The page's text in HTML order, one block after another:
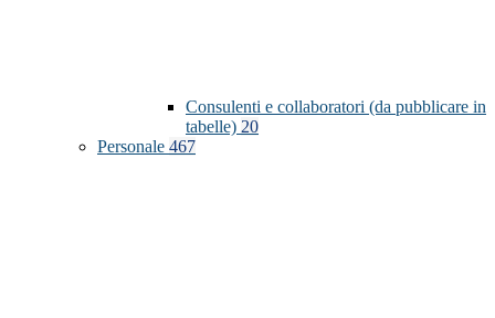
Consulenti e collaboratori (da pubblicare in
tabelle) 20
Personale 467